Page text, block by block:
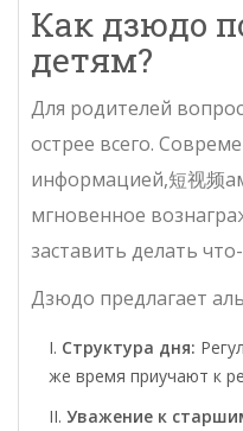
Как дзюдо
детям?
Для родителей
острее всего.
информацией,短视频
мгновенное
заставить делать
Дзюдо предлагает
Структура дня:
же время приучают к
Уважение к